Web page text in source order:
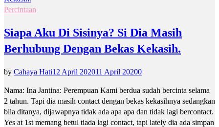
Percintaan
Siapa Aku Di Sisinya? Si Dia Masih
Berhubung Dengan Bekas Kekasih.
by Cahaya Hati12 April 202011 April 20200
Nama: Ina Jantina: Perempuan Kami berdua sudah bercinta selama
2 tahun. Tapi dia masih contact dengan bekas kekasihnya sedangkan
bila ditanya, dijawapnya tidak ada apa apa dan tidak lagi bercontact.
Yes at 1st memang betul tiada lagi contact, tapi lately dia ada simpan